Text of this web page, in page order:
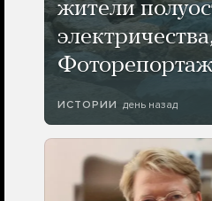
жители
ИСТОРИИ день назад